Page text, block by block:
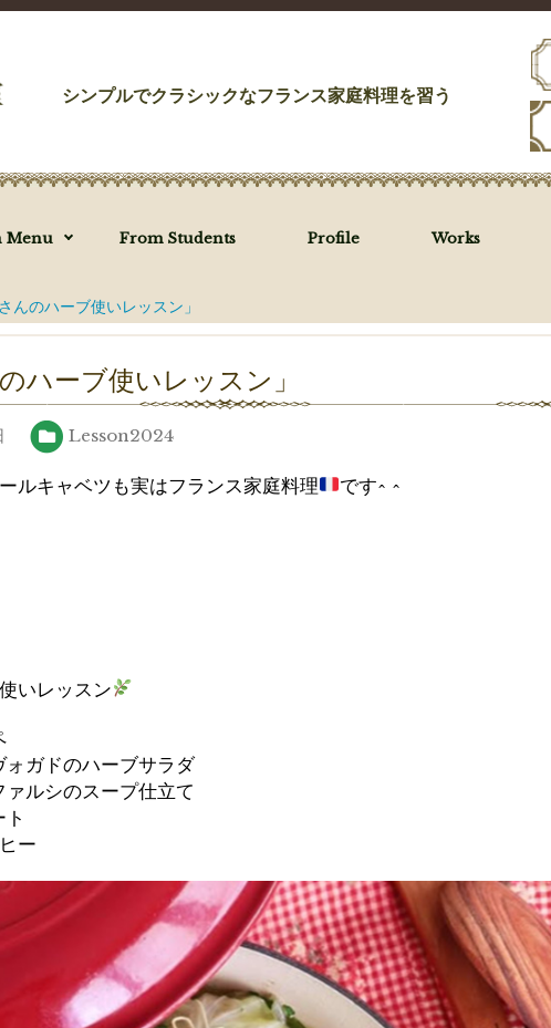
シンプルでクラシックなフランス家庭料理を習う
Menu From Students Profile Works
んのハーブ使いレッスン」
ハーブ使いレッスン」
Lesson2024
ルキャベツも実はフランス家庭料理 です^ ^
いレッスン
ガドのハーブサラダ
ルシのスープ仕立て
ー